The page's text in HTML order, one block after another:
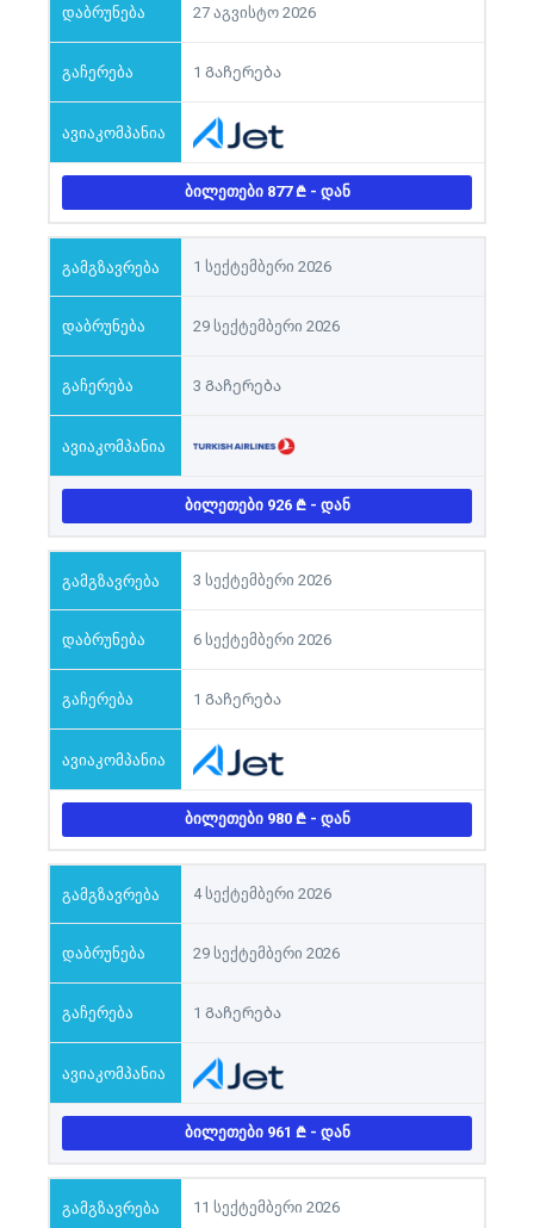
27 აგვისტო 2026
1 Გაჩერება
ᲑᲘᲚᲔᲗᲔᲑᲘ 877 - ᲓᲐᲜ
1 სექტემბერი 2026
29 სექტემბერი 2026
3 Გაჩერება
ᲑᲘᲚᲔᲗᲔᲑᲘ 926 - ᲓᲐᲜ
3 სექტემბერი 2026
6 სექტემბერი 2026
1 Გაჩერება
ᲑᲘᲚᲔᲗᲔᲑᲘ 980 - ᲓᲐᲜ
4 სექტემბერი 2026
29 სექტემბერი 2026
1 Გაჩერება
ᲑᲘᲚᲔᲗᲔᲑᲘ 961 - ᲓᲐᲜ
11 სექტემბერი 2026